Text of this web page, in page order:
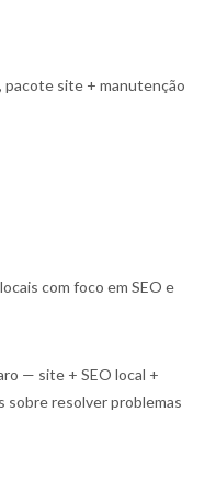
pacote site + manutenção
com foco em SEO e
— site + SEO local +
sobre resolver problemas